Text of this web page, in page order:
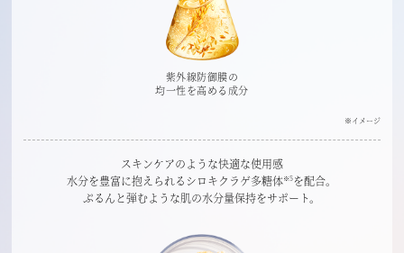
紫外線防御膜の
均一性を高める成分
※イメージ
スキンケアのような快適な使用感
水分を豊富に抱えられるシロキクラゲ多糖体※5を配合。
ぷるんと弾むような肌の水分量保持をサポート。